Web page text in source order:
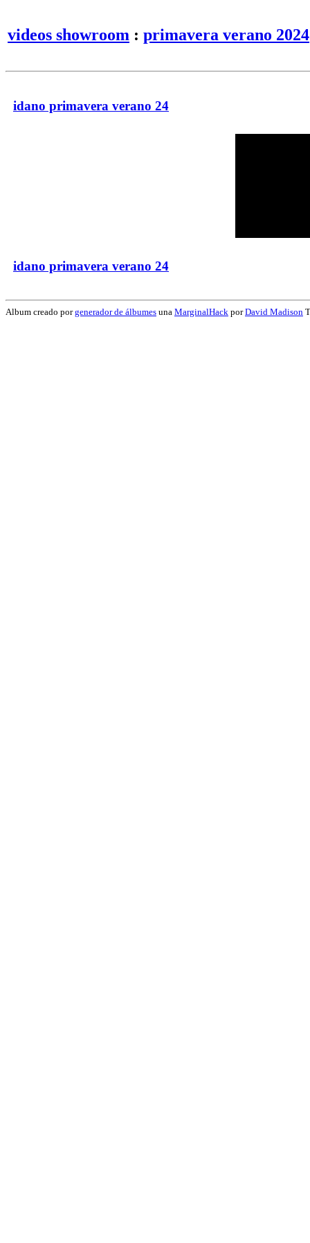
videos showroom : primavera verano 2024
idano primavera verano 24
idano primavera verano 24
Album creado porgenerador de álbumes una MarginalHack porDavid Madison